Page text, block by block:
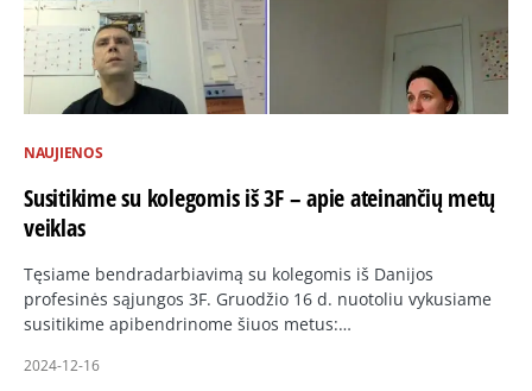
NAUJIENOS
Susitikime su kolegomis iš 3F – apie ateinančių metų
veiklas
Tęsiame bendradarbiavimą su kolegomis iš Danijos
profesinės sąjungos 3F. Gruodžio 16 d. nuotoliu vykusiame
susitikime apibendrinome šiuos metus:…
2024-12-16